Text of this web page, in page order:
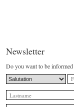
Newsletter
Do you want to be